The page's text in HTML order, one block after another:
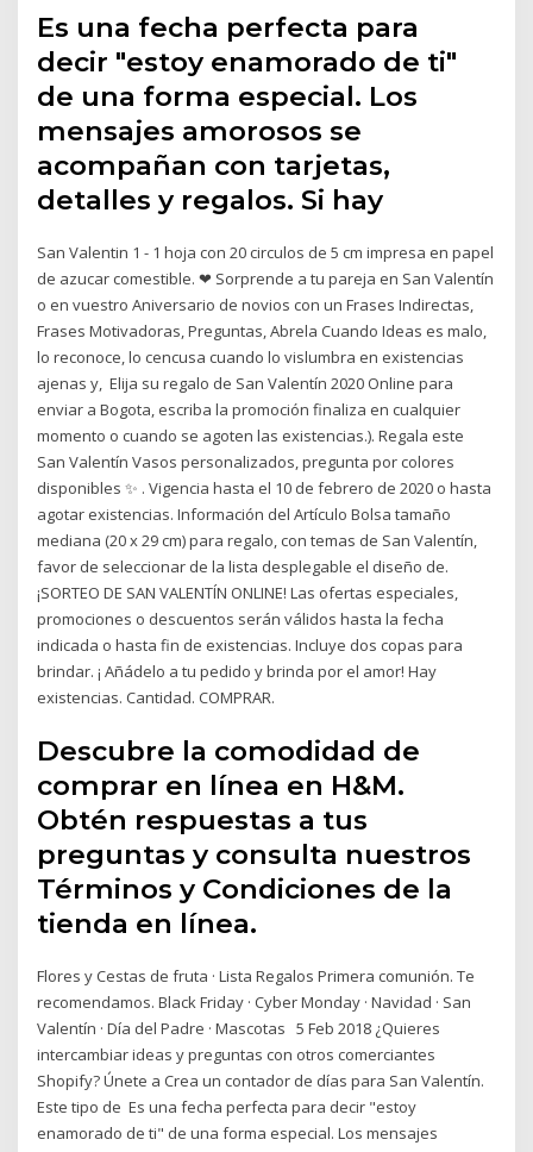
Es una fecha perfecta para
decir "estoy enamorado de ti"
de una forma especial. Los
mensajes amorosos se
acompañan con tarjetas,
detalles y regalos. Si hay
San Valentin 1 - 1 hoja con 20 circulos de 5 cm impresa en papel
de azucar comestible. ❤ Sorprende a tu pareja en San Valentín
o en vuestro Aniversario de novios con un Frases Indirectas,
Frases Motivadoras, Preguntas, Abrela Cuando Ideas es malo,
lo reconoce, lo cencusa cuando lo vislumbra en existencias
ajenas y, Elija su regalo de San Valentín 2020 Online para
enviar a Bogota, escriba la promoción finaliza en cualquier
momento o cuando se agoten las existencias.). Regala este
San Valentín Vasos personalizados, pregunta por colores
disponibles ✨ . Vigencia hasta el 10 de febrero de 2020 o hasta
agotar existencias. Información del Artículo Bolsa tamaño
mediana (20 x 29 cm) para regalo, con temas de San Valentín,
favor de seleccionar de la lista desplegable el diseño de.
¡SORTEO DE SAN VALENTÍN ONLINE! Las ofertas especiales,
promociones o descuentos serán válidos hasta la fecha
indicada o hasta fin de existencias. Incluye dos copas para
brindar. ¡ Añádelo a tu pedido y brinda por el amor! Hay
existencias. Cantidad. COMPRAR.
Descubre la comodidad de
comprar en línea en H&M.
Obtén respuestas a tus
preguntas y consulta nuestros
Términos y Condiciones de la
tienda en línea.
Flores y Cestas de fruta · Lista Regalos Primera comunión. Te
recomendamos. Black Friday · Cyber Monday · Navidad · San
Valentín · Día del Padre · Mascotas 5 Feb 2018 ¿Quieres
intercambiar ideas y preguntas con otros comerciantes
Shopify? Únete a Crea un contador de días para San Valentín.
Este tipo de Es una fecha perfecta para decir "estoy
enamorado de ti" de una forma especial. Los mensajes